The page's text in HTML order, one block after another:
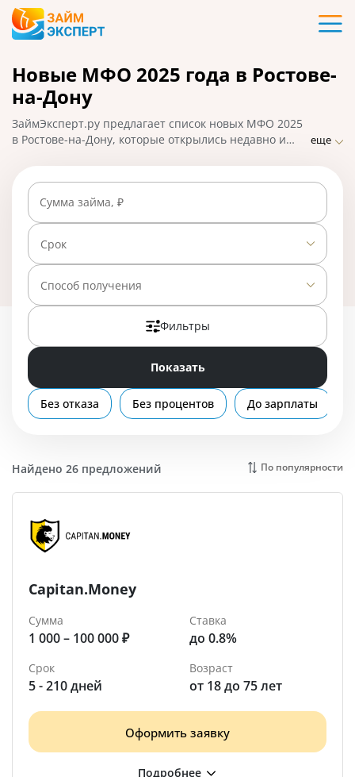
Карты
Кредиты
Ипотека
Вклады
Бизнес
Банки
Ростов-на-Дону
Новые МФО 2025 года в Ростове-
на-Дону
ЗаймЭксперт.ру предлагает список новых МФО 2025
в Ростове-на-Дону, которые открылись недавно и
онлайн, получить одобрение в течение 30 минут и
взять деньги на карту. На 01.05.2025 вам доступно 26
предложений со ставкой от 0% в день.
еще
Сумма займа, ₽
Срок
Способ получения
Фильтры
Показать
Без отказа Без процентов До зарплаты
Найдено 26 предложений По популярности
Capitan.Money
Сумма
1 000 – 100 000 ₽
Ставка
до 0.8%
Срок
5 - 210 дней
Возраст
от 18 до 75 лет
Оформить заявку